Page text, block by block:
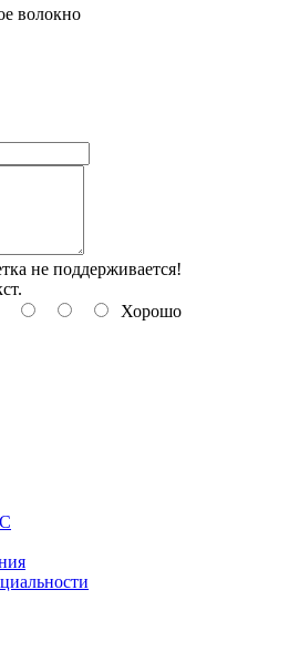
волокно
не поддерживается!
Хорошо